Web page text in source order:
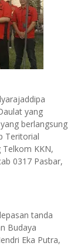
yang
berlangsung
Teritorial
Telkom KKN,
0317 Pasbar,
tanda
Budaya
Eka Putra,